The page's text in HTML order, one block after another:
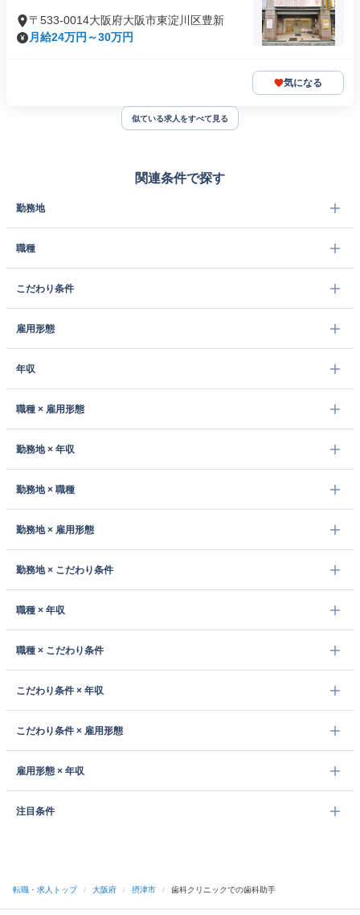
〒533-0014大阪府大阪市東淀川区豊新
月給24万円～30万円
気になる
似ている求人をすべて見る
関連条件で探す
勤務地
職種
こだわり条件
雇用形態
年収
職種 × 雇用形態
勤務地 × 年収
勤務地 × 職種
勤務地 × 雇用形態
勤務地 × こだわり条件
職種 × 年収
職種 × こだわり条件
こだわり条件 × 年収
こだわり条件 × 雇用形態
雇用形態 × 年収
注目条件
転職・求人トップ / 大阪府 / 摂津市 / 歯科クリニックでの歯科助手